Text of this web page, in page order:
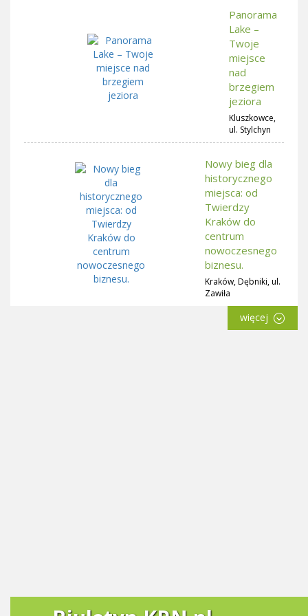
Panorama
Lake –
Twoje
miejsce
nad
brzegiem
jeziora
Kluszkowce,
ul. Stylchyn
Nowy bieg dla
historycznego
miejsca: od
Twierdzy
Kraków do
centrum
nowoczesnego
biznesu.
Kraków, Dębniki, ul.
Zawiła
więcej